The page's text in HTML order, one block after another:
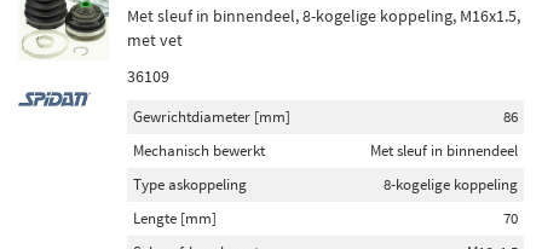
Met sleuf in binnendeel, 8-kogelige koppeling, M16x1.5,
met vet
36109
Gewrichtdiameter [mm]
86
Mechanisch bewerkt
Met sleuf in binnendeel
Type askoppeling
8-kogelige koppeling
Lengte [mm]
70